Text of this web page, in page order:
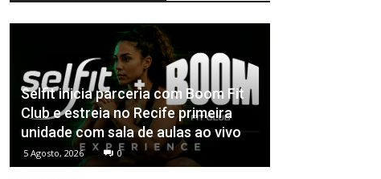
Selfit inicia parceria com Boom Fit
Club e estreia no Recife primeira
unidade com sala de aulas ao vivo
5 Agosto, 2026 0